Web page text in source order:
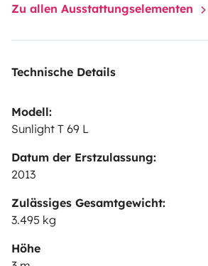
Zu allen Ausstattungselementen
Technische Details
Modell:
Sunlight T 69 L
Datum der Erstzulassung:
2013
Zulässiges Gesamtgewicht:
3.495 kg
Höhe